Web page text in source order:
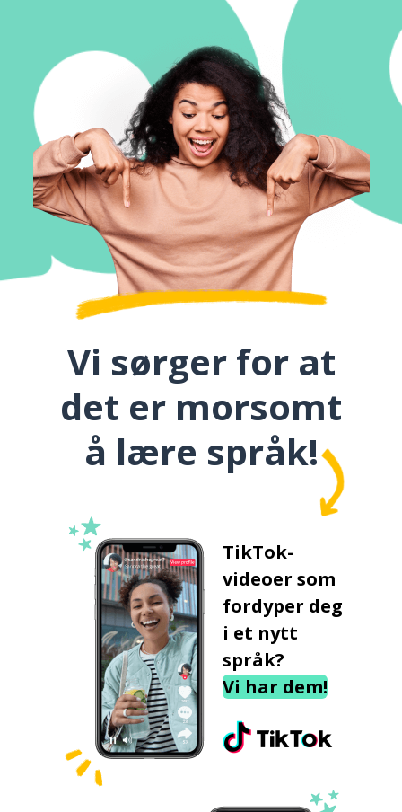
Vi sørger for at
det er morsomt
å lære språk!
TikTok-
videoer som
fordyper deg
i et nytt
språk?
Vi har dem!